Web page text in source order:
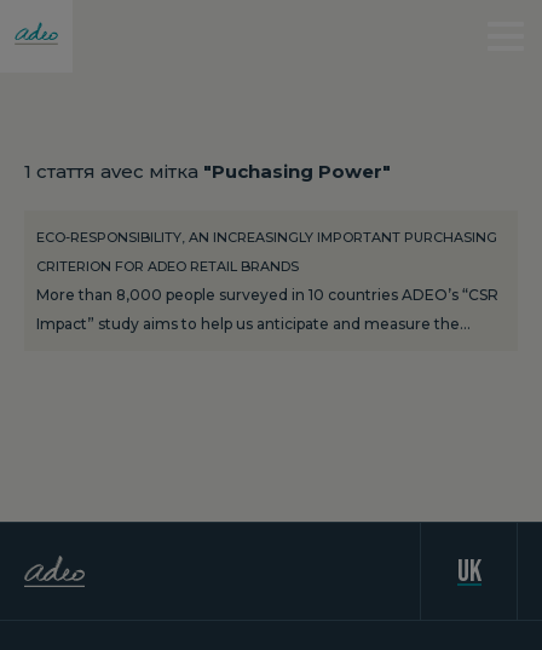
1 стаття avec мітка "Puchasing Power"
ECO-RESPONSIBILITY, AN INCREASINGLY IMPORTANT PURCHASING
CRITERION FOR ADEO RETAIL BRANDS
More than 8,000 people surveyed in 10 countries ADEO’s “CSR
Impact” study aims to help us anticipate and measure the…
uk